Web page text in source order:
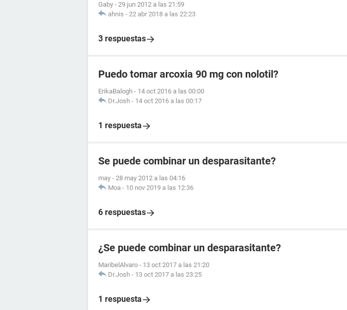
Gaby - 29 jun 2012 a las 21:59
ahnis - 22 abr 2018 a las 22:23
3 respuestas
Puedo tomar arcoxia 90 mg con nolotil?
ErikaBalogh - 14 oct 2016 a las 00:00
Dr.Josh - 14 oct 2016 a las 00:17
1 respuesta
Se puede combinar un desparasitante?
may - 28 may 2012 a las 04:16
Moa - 10 nov 2019 a las 12:36
6 respuestas
¿Se puede combinar un desparasitante?
MaribelAlvaro - 13 oct 2017 a las 21:20
Dr.Josh - 13 oct 2017 a las 23:25
1 respuesta